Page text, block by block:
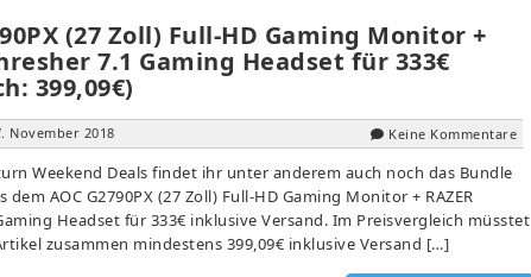
(27 Zoll) Full-HD Gaming Monitor +
7.1 Gaming Headset für 333€
399,09€)
November 2018 Keine Kommentare
Weekend Deals findet ihr unter anderem auch noch das Bundle
dem AOC G2790PX (27 Zoll) Full-HD Gaming Monitor + RAZER
Headset für 333€ inklusive Versand. Im Preisvergleich müsstet
zusammen mindestens 399,09€ inklusive Versand […]